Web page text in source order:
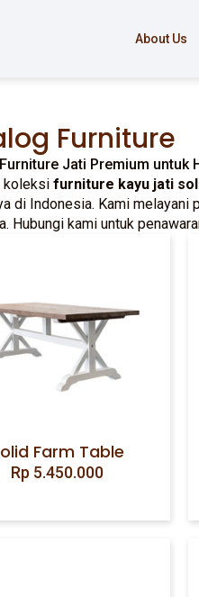
About Us
Furniture
Jati Premium untuk
koleksi furniture kayu jati
di Indonesia. Kami melayani
Hubungi kami untuk
Farm Table
Rp 5.450.000